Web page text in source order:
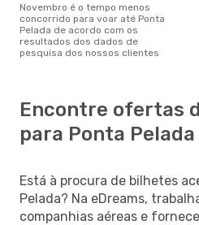
novembro é o tempo menos
concorrido para voar até Ponta
Pelada de acordo com os
resultados dos dados de
pesquisa dos nossos clientes
Encontre ofertas
para Ponta Pelada
Está à procura de bilhetes
Pelada? Na eDreams,
companhias aéreas e